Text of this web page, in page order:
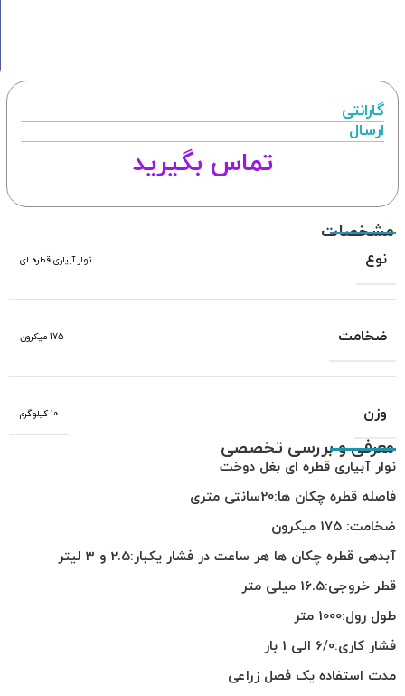
گارانتی
ارسال
تماس بگیرید
مشخصات
نوع نوار آبیاری قطره ای
ضخامت 175 میکرون
وزن 10 کیلوگرم
معرفی و بررسی تخصصی
نوار آبیاری قطره ای بغل دوخت
فاصله قطره چکان ها:20
سانتی متری
ضخامت: 175
میکرون
آبدهی قطره چکان ها هر ساعت در فشار یکبار:2.5 و 3 لیتر
قطر خروجی:16.5
میلی متر
طول رول:1000
متر
فشار کاری:6/0 الی 1 بار
مدت استفاده یک فصل زراعی